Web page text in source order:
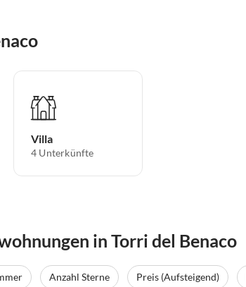
Villa
4 Unterkünfte
in Torri del Benaco
Anzahl Sterne Preis (Aufsteigend)